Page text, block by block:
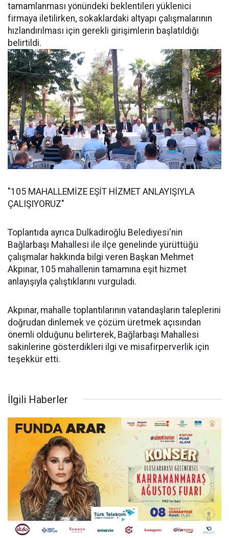
tamamlanması yönündeki beklentileri yüklenici
firmaya iletilirken, sokaklardaki altyapı çalışmalarının
hızlandırılması için gerekli girişimlerin başlatıldığı
belirtildi.
"105 MAHALLEMİZE EŞİT HİZMET ANLAYIŞIYLA
ÇALIŞIYORUZ"
Toplantıda ayrıca Dulkadiroğlu Belediyesi'nin
Bağlarbaşı Mahallesi ile ilçe genelinde yürüttüğü
çalışmalar hakkında bilgi veren Başkan Mehmet
Akpınar, 105 mahallenin tamamına eşit hizmet
anlayışıyla çalıştıklarını vurguladı.
Akpınar, mahalle toplantılarının vatandaşların taleplerini
doğrudan dinlemek ve çözüm üretmek açısından
önemli olduğunu belirterek, Bağlarbaşı Mahallesi
sakinlerine gösterdikleri ilgi ve misafirperverlik için
teşekkür etti.
İlgili Haberler